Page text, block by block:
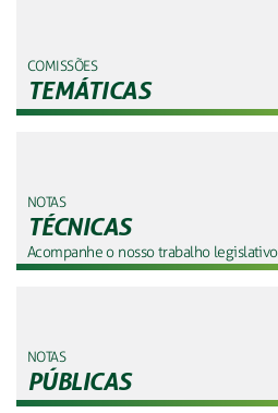
COMISSÕES
TEMÁTICAS
NOTAS
TÉCNICAS
Acompanhe o nosso trabalho legislativo
NOTAS
PÚBLICAS